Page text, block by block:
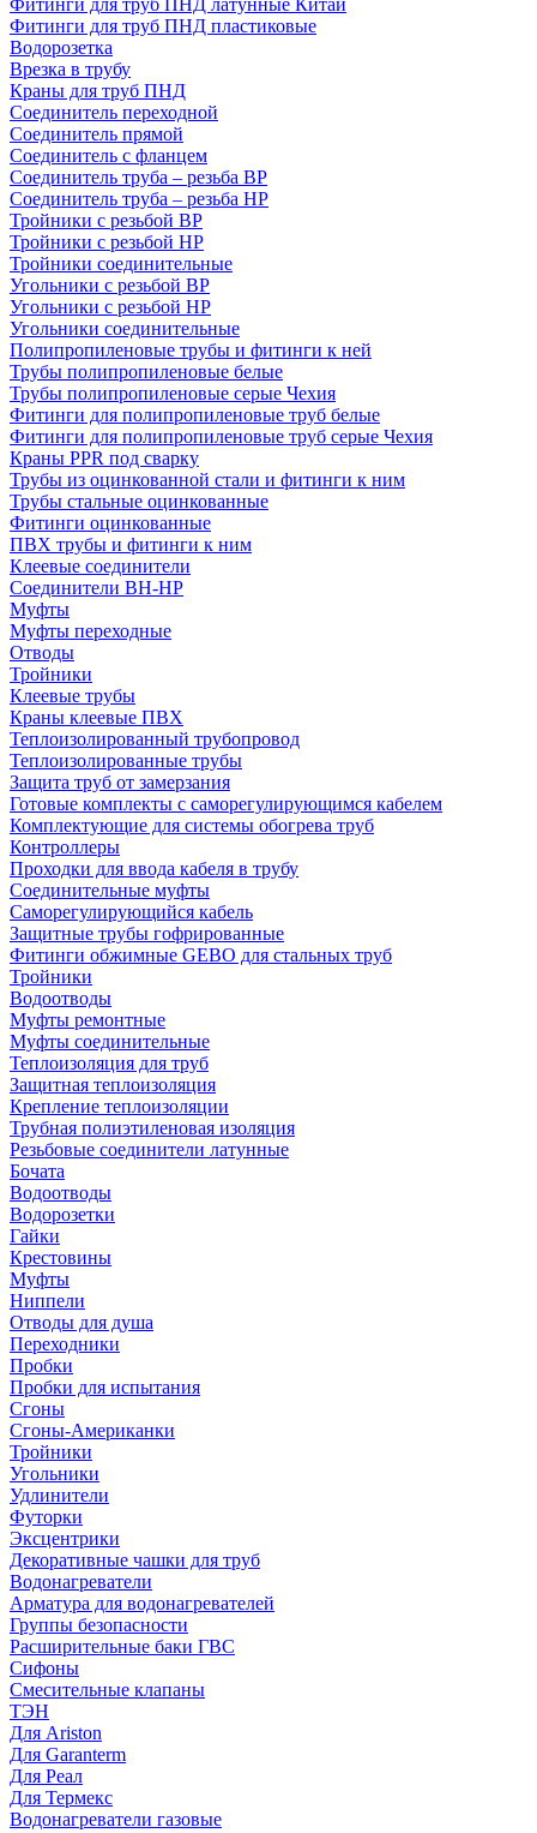
Фитинги для труб ПНД пластиковые
Водорозетка
Врезка в трубу
Краны для труб ПНД
Соединитель переходной
Соединитель прямой
Соединитель с фланцем
Соединитель труба – резьба ВР
Соединитель труба – резьба НР
Тройники с резьбой ВР
Тройники с резьбой НР
Тройники соединительные
Угольники с резьбой ВР
Угольники с резьбой НР
Угольники соединительные
Полипропиленовые трубы и фитинги к ней
Трубы полипропиленовые белые
Трубы полипропиленовые серые Чехия
Фитинги для полипропиленовые труб белые
Фитинги для полипропиленовые труб серые Чехия
Краны PPR под сварку
Трубы из оцинкованной стали и фитинги к ним
Трубы стальные оцинкованные
Фитинги оцинкованные
ПВХ трубы и фитинги к ним
Клеевые соединители
Соединители ВН-НР
Муфты
Муфты переходные
Отводы
Тройники
Клеевые трубы
Краны клеевые ПВХ
Теплоизолированный трубопровод
Теплоизолированные трубы
Защита труб от замерзания
Готовые комплекты с саморегулирующимся кабелем
Комплектующие для системы обогрева труб
Контроллеры
Проходки для ввода кабеля в трубу
Соединительные муфты
Саморегулирующийся кабель
Защитные трубы гофрированные
Фитинги обжимные GEBO для стальных труб
Тройники
Водоотводы
Муфты ремонтные
Муфты соединительные
Теплоизоляция для труб
Защитная теплоизоляция
Крепление теплоизоляции
Трубная полиэтиленовая изоляция
Резьбовые соединители латунные
Бочата
Водоотводы
Водорозетки
Гайки
Крестовины
Муфты
Ниппели
Отводы для душа
Переходники
Пробки
Пробки для испытания
Сгоны
Сгоны-Американки
Тройники
Угольники
Удлинители
Футорки
Эксцентрики
Декоративные чашки для труб
Водонагреватели
Арматура для водонагревателей
Группы безопасности
Расширительные баки ГВС
Сифоны
Смесительные клапаны
ТЭН
Для Ariston
Для Garanterm
Для Реал
Для Термекс
Водонагреватели газовые